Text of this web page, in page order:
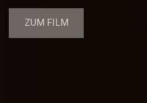
ZUM FILM